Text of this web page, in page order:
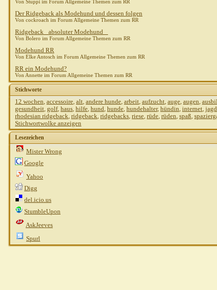
Von Stuppi im Forum Allgemeine Themen zum RR
Der Ridgeback als Modehund und dessen folgen
Von cockroach im Forum Allgemeine Themen zum RR
Ridgeback_ absoluter Modehund _
Von Bolero im Forum Allgemeine Themen zum RR
Modehund RR
Von Elke Antosch im Forum Allgemeine Themen zum RR
RR ein Modehund?
Von Annette im Forum Allgemeine Themen zum RR
Stichworte
12 wochen, accessoire, alt, andere hunde, arbeit, aufzucht, auge, augen,
gesundheit, golf, haus, hilfe, hund, hunde, hundehalter, hündin, internet, jagd
rhodesian ridgeback, ridgeback, ridgebacks, riese, rüde, rüden, spaß,
Stichwortwolke anzeigen
Lesezeichen
Mister Wrong
Google
Yahoo
Digg
del.icio.us
StumbleUpon
AskJeeves
Spurl